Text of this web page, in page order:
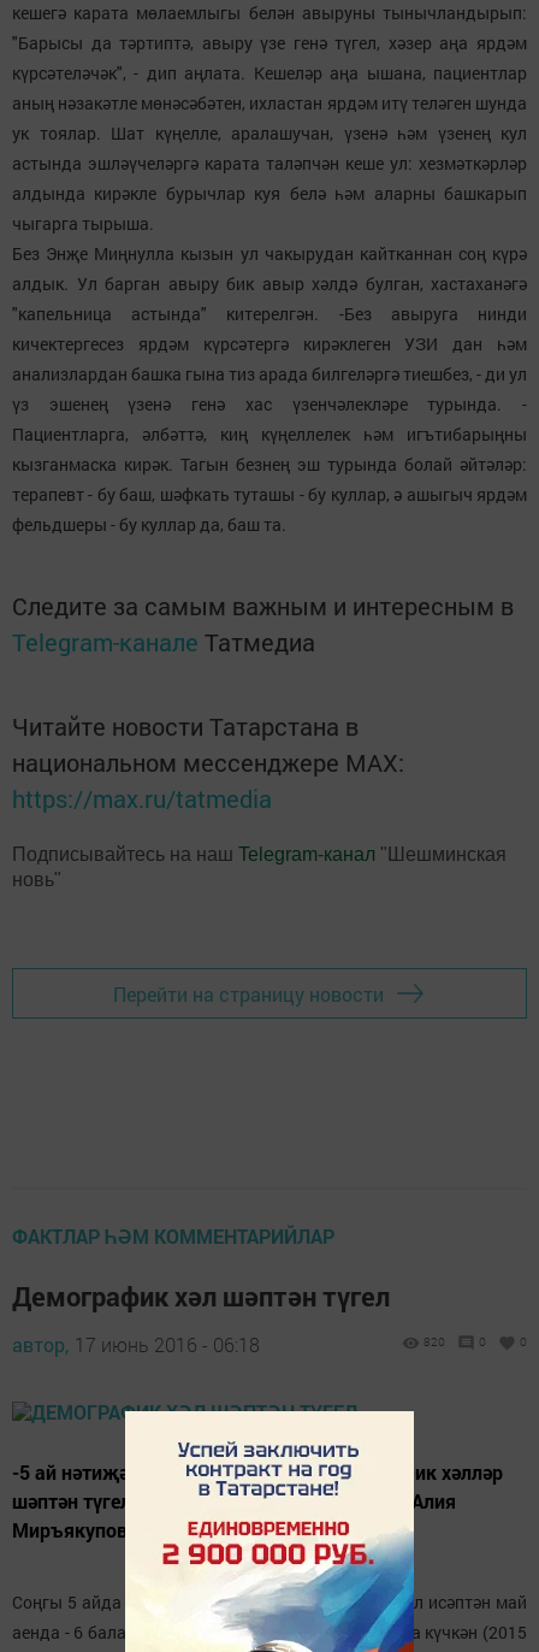
кешегә карата мөлаемлыгы белән авыруны тынычландырып:
"Барысы да тәртиптә, авыру үзе генә түгел, хәзер аңа ярдәм
күрсәтеләчәк", - дип аңлата. Кешеләр аңа ышана, пациентлар
аның нәзакәтле мөнәсәбәтен, ихластан ярдәм итү теләген шунда
ук тоялар. Шат күңелле, аралашучан, үзенә һәм үзенең кул
астында эшләүчеләргә карата таләпчән кеше ул: хезмәткәрләр
алдында кирәкле бурычлар куя белә һәм аларны башкарып
чыгарга тырыша.
Без Энҗе Миңнулла кызын ул чакырудан кайтканнан соң күрә
алдык. Ул барган авыру бик авыр хәлдә булган, хастаханәгә
"капельница астында" китерелгән. -Без авыруга нинди
кичектергесез ярдәм күрсәтергә кирәклеген УЗИ дан һәм
анализлардан башка гына тиз арада билгеләргә тиешбез, - ди ул
үз эшенең үзенә генә хас үзенчәлекләре турында. -
Пациентларга, әлбәттә, киң күңеллелек һәм игътибарыңны
кызганмаска кирәк. Тагын безнең эш турында болай әйтәләр:
терапевт - бу баш, шәфкать туташы - бу куллар, ә ашыгыч ярдәм
фельдшеры - бу куллар да, баш та.
Следите за самым важным и интересным в
Telegram-канале Татмедиа
Читайте новости Татарстана в
национальном мессенджере MАХ:
https://max.ru/tatmedia
Подписывайтесь на наш Telegram-канал "Шешминская
новь"
Перейти на страницу новости
ФАКТЛАР ҺӘМ КОММЕНТАРИЙЛАР
Демографик хәл шәптән түгел
автор, 17 июнь 2016 - 06:18 820 0 0
-5 ай нәтиҗәләре буенча районда демографик хәлләр
шәптән түгел, - ди ЗАГС бүлеге начальнигы Алия
Миръякупова.
Соңгы 5 айда 46 сабый туган (2015 елда - 55), шул исәптән май
аенда - 6 бала. Шушы чорда 103 кеше бакыйлыкка күчкән (2015